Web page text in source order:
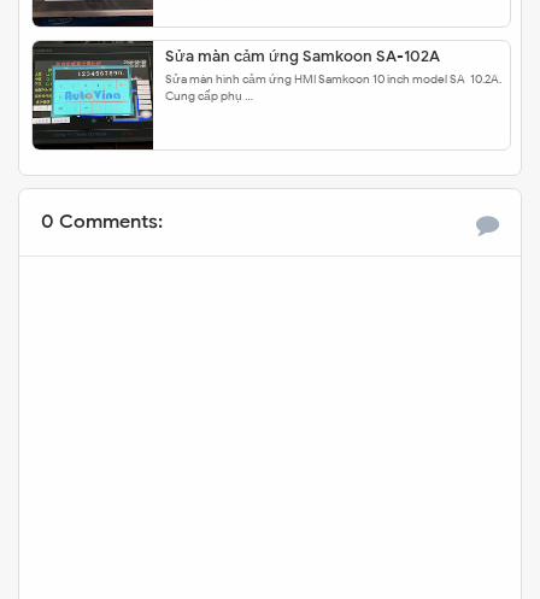
Sửa màn cảm ứng Samkoon SA-102A
Sửa màn hình cảm ứng HMI Samkoon 10 inch model SA-10.2A.
Cung cấp phụ …
0 Comments: